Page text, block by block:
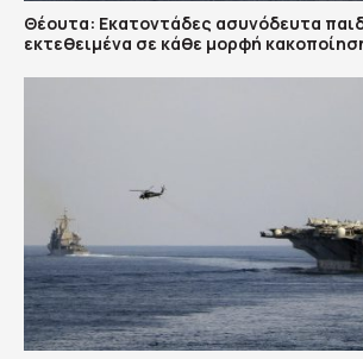
Θέουτα: Εκατοντάδες ασυνόδευτα
εκτεθειμένα σε κάθε μορφή